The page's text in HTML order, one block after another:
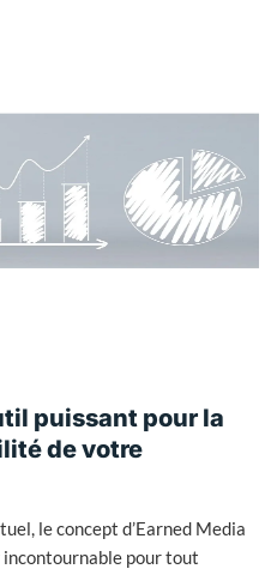
puissant pour la
de votre
le concept d’Earned Media
incontournable pour tout